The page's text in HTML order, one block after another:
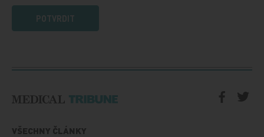
POTVRDIT
VŠECHNY ČLÁNKY